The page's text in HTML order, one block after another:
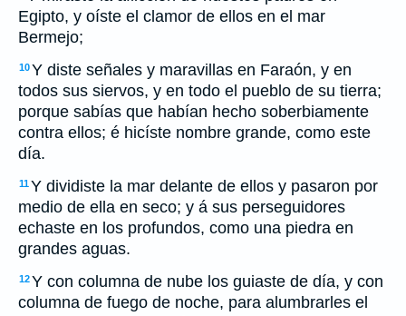
Egipto, y oíste el clamor de ellos en el mar
Bermejo;
10Y diste señales y maravillas en Faraón, y en
todos sus siervos, y en todo el pueblo de su tierra;
porque sabías que habían hecho soberbiamente
contra ellos; é hicíste nombre grande, como este
día.
11Y dividiste la mar delante de ellos y pasaron por
medio de ella en seco; y á sus perseguidores
echaste en los profundos, como una piedra en
grandes aguas.
12Y con columna de nube los guiaste de día, y con
columna de fuego de noche, para alumbrarles el